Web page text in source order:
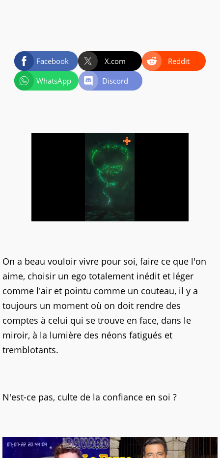
Facebook X.com
Reddit
WhatsApp
Discord
On a beau vouloir vivre pour soi, faire ce que l'on
aime, choisir un ego totalement inédit et léger
comme l'air et pointu comme un couteau, il y a
toujours un moment où on doit rendre des
comptes à celui qui se trouve en face, dans le
miroir, à la lumière des néons fatigués et
tremblotants.
N'est-ce pas, culte de la confiance en soi ?